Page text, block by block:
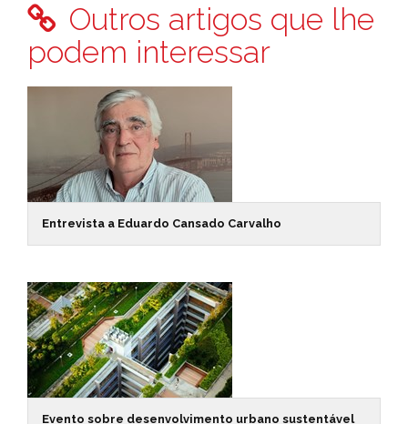
Outros artigos que lhe
podem interessar
Entrevista a Eduardo Cansado Carvalho
Evento sobre desenvolvimento urbano sustentável